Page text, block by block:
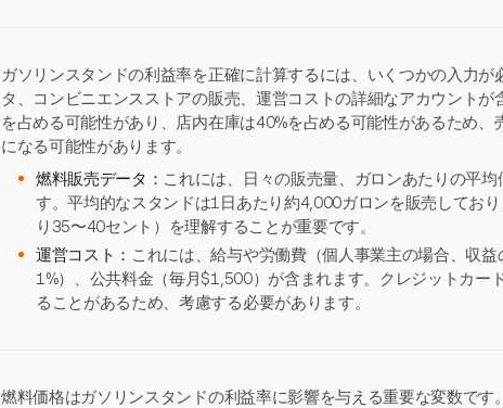
ガソリンスタンドの利益率を正確に計算するには、いくつかの入力
タ、コンビニエンスストアの販売、運営コストの詳細なアカウント
を占める可能性があり、店内在庫は40%を占める可能性があるため
になる可能性があります。
燃料販売データ： これには、日々の販売量、ガロンあたりの平
す。平均的なスタンドは1日あたり約4,000ガロンを販売してお
り35〜40セント）を理解することが重要です。
運営コスト： これには、給与や労働費（個人事業主の場合、収
1%）、公共料金（毎月$1,500）が含まれます。クレジットカー
ることがあるため、考慮する必要があります。
燃料価格はガソリンスタンドの利益率に影響を与える重要な変数です